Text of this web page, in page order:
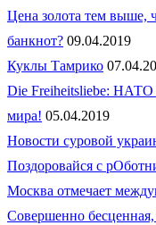
Цена золота тем выше,
банкнот? 09.04.2019
Куклы Тамрико
Die Freiheitsliebe: НАТО
мира! 05.04.2019
Новости суровой
Поздоровайся с
Москва отмечает
Совершенно